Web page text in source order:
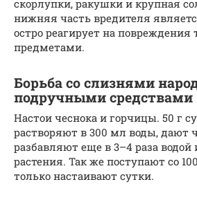
скорлупки, ракушки и крупная
нижняя часть вредителя
остро реагирует на повреждения
предметами.
Борьба со слизнями
подручными средствами
Настои чеснока и горчицы. 50 г
растворяют в 300 мл воды, дают
разбавляют еще в 3–4 раза
растения. Так же поступают со
только настаивают сутки.